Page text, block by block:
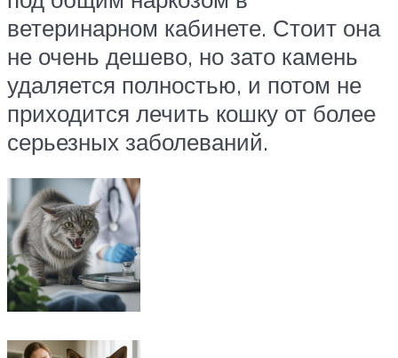
ветеринарном кабинете. Стоит она
не очень дешево, но зато камень
удаляется полностью, и потом не
приходится лечить кошку от более
серьезных заболеваний.